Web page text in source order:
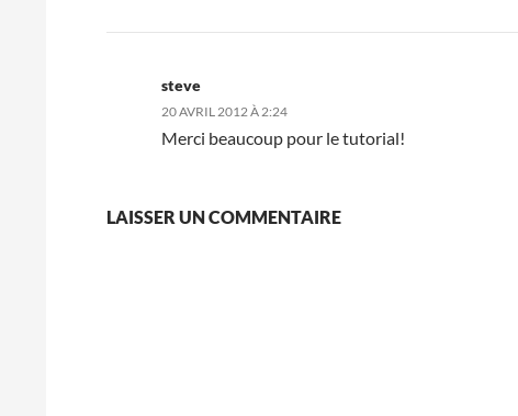
steve
20 AVRIL 2012 À 2:24
Merci beaucoup pour le tutorial!
LAISSER UN COMMENTAIRE